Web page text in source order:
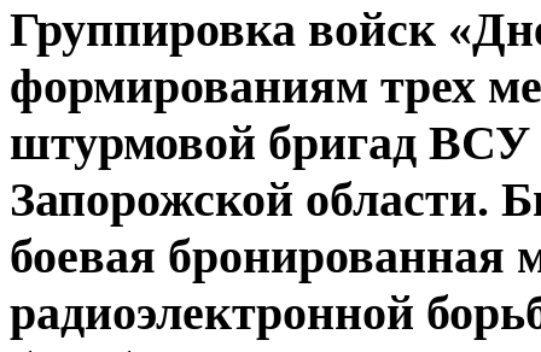
Группировка войск
формированиям трех
штурмовой бригад ВСУ
Запорожской области.
боевая бронированная
радиоэлектронной